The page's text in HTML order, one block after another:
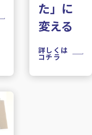
た」に
変える
詳しくは
コチラ